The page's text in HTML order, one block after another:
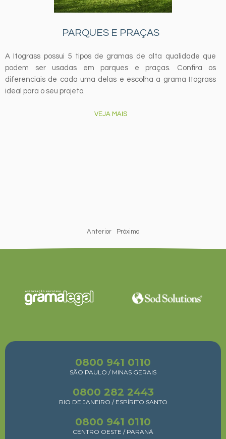
PARQUES E PRAÇAS
A Itograss possui 5 tipos de gramas de alta qualidade que
podem ser usadas em parques e praças. Confira os
diferenciais de cada uma delas e escolha a grama Itograss
ideal para o seu projeto.
VEJA MAIS
Anterior Próximo
0800 941 0110
SÃO PAULO / MINAS GERAIS
0800 282 2443
RIO DE JANEIRO / ESPÍRITO SANTO
0800 941 0110
CENTRO OESTE / PARANÁ